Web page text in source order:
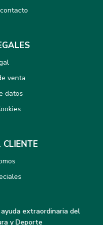
venta
datos
extraordinaria del
y Deporte